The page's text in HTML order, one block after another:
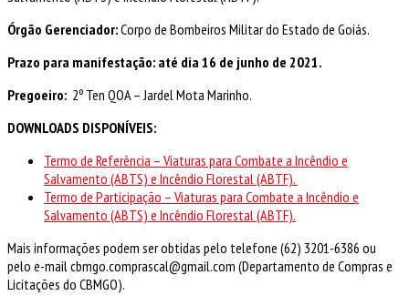
Órgão Gerenciador:Corpo de Bombeiros Militar do Estado de Goiás.
Prazo para manifestação: até dia 16 de junho de 2021.
Pregoeiro: 2º Ten QOA – Jardel Mota Marinho.
DOWNLOADS DISPONÍVEIS:
Termo de Referência – Viaturas para Combate a Incêndio e
Salvamento (ABTS) e Incêndio Florestal (ABTF).
Termo de Participação – Viaturas para Combate a Incêndio e
Salvamento (ABTS) e Incêndio Florestal (ABTF).
Mais informações podem ser obtidas pelo telefone (62) 3201-6386 ou
pelo e-mail cbmgo.comprascal@gmail.com (Departamento de Compras e
Licitações do CBMGO).